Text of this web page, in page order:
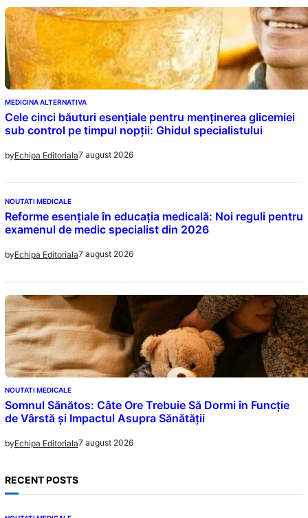
MEDICINA ALTERNATIVA
Cele cinci băuturi esențiale pentru menținerea glicemiei
sub control pe timpul nopții: Ghidul specialistului
byEchipa Editoriala7 august 2026
NOUTATI MEDICALE
Reforme esențiale în educația medicală: Noi reguli pentru
examenul de medic specialist din 2026
byEchipa Editoriala7 august 2026
NOUTATI MEDICALE
Somnul Sănătos: Câte Ore Trebuie Să Dormi în Funcție
de Vârstă și Impactul Asupra Sănătății
byEchipa Editoriala7 august 2026
RECENT POSTS